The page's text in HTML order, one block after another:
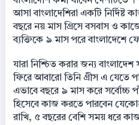
আসা বাংলাদেশিরা একটি নির্দিষ্ট
বছরে নয় মাস গ্রিসে বসবাস ও
ব্যক্তিকে ৯ মাস পরে বাংলাদেশে
যারা নিশ্চিত করার জন্য
ফিরে আবারো তিনি গ্রীস এ যেতে
এভাবে বছরে ৯ মাস করে সর্বোচ্চ
হিসেবে কাজ করতে পারবেন
রাখি, ৫ বছরের বেশি সময় ধরে